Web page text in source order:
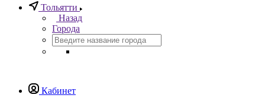
Тольятти
Назад
Города
Кабинет